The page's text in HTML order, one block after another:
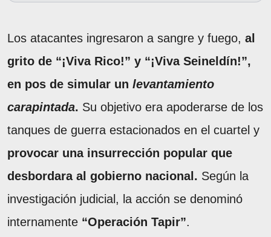
Los atacantes ingresaron a sangre y fuego, al
grito de “¡Viva Rico!” y “¡Viva Seineldín!”,
en pos de simular un levantamiento
carapintada. Su objetivo era apoderarse de los
tanques de guerra estacionados en el cuartel y
provocar una insurrección popular que
desbordara al gobierno nacional. Según la
investigación judicial, la acción se denominó
internamente “Operación Tapir”.